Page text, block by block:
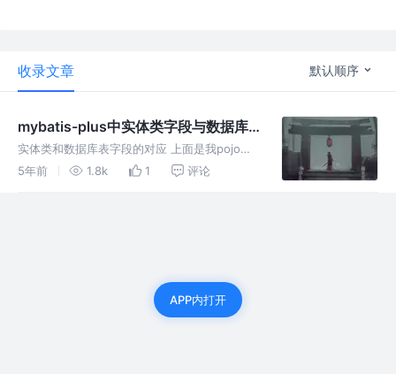
收录文章 默认顺序
mybatis-plus中实体类字段与数据库
表的对应 注意点
实体类和数据库表字段的对应 上面是我pojo类
中的两个字段，newLocation这个属性在
5年前 1.8k 1 评论
APP内打开